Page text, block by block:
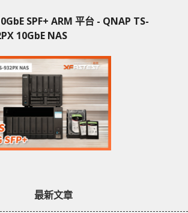
SPF+ ARM 平台 - QNAP TS-
10GbE NAS
最新文章